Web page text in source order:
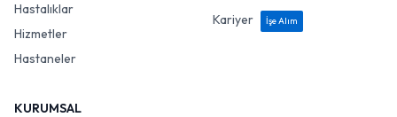
Hastalıklar
Hizmetler
Hastaneler
Kariyer
İşe Alım
KURUMSAL